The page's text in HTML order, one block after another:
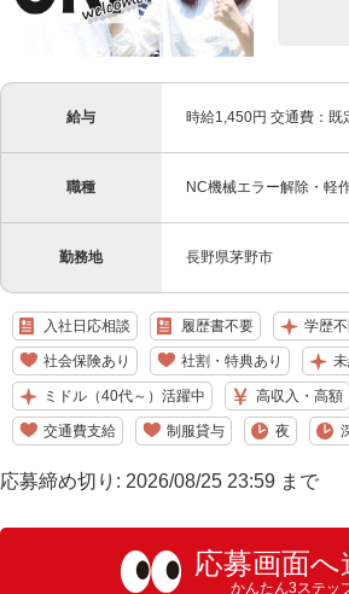
給与 時給1,450円 交通費：既
職種 NC機械エラー解除・軽
勤務地 長野県茅野市
入社日応相談 履歴書不要 学歴
社会保険あり 社割・特典あり
ミドル（40代～）活躍中 高収入・高額
交通費支給 制服貸与 夜
応募締め切り: 2026/08/25 23:59 まで
応募画面へ
かんたん3ステッ